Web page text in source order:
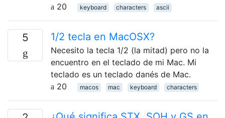
20
keyboard characters ascii
5 1/2 tecla en MacOSX?
Necesito la tecla 1/2 (la mitad) pero no la
encuentro en el teclado de mi Mac. Mi
teclado es un teclado danés de Mac.
20
macos mac keyboard characters